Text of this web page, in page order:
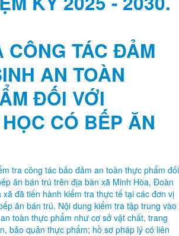
CÔNG TÁC ĐẢM
AN TOÀN
ĐỐI VỚI
CÓ BẾP ĂN
tra công tác bảo đảm an toàn thực phẩm đối
ăn bán trú trên địa bàn xã Minh Hòa, Đoàn
ăn bán trú. Nội dung kiểm tra tập trung vào
toàn thực phẩm như cơ sở vật chất, trang
bảo quản thực phẩm; hồ sơ pháp lý có liên
liệu, quy trình sơ chế, chế biến, lưu mẫu thức
vực bếp ăn và công tác khám sức khỏe, tập
phẩm.